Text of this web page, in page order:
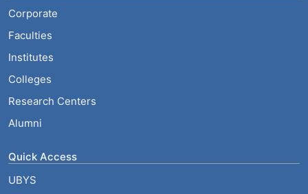
Corporate
Faculties
Institutes
Colleges
Research Centers
Alumni
Quick Access
UBYS